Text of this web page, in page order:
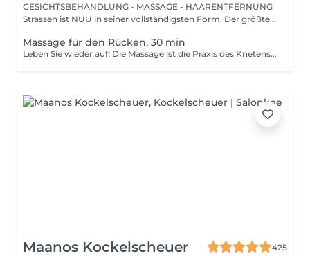
GESICHTSBEHANDLUNG - MASSAGE - HAARENTFERNUNG
Strassen ist NUU in seiner vollständigsten Form. Der größte
Massage für den Rücken, 30 min
Leben Sie wieder auf! Die Massage ist die Praxis des Knetens oder Manipulierens der Muskeln und anderer Weichteile einer Person, um Stress zu reduzieren, Muskelschmerzen zu lindern, die Entspannung zu fördern und die Funktion des Immunsystems zu verbessern. Vorteile einer Rückenmassage für die Gesundheit: - reduziert Stress - entspannend - verbessert die Durchblutung - verbessert das Immunsystem des Körpers Wie wird die Rückenmassage für die Gesundheit durchgeführt? - Kopf und Nacken werden massiert - Schultern und Rücken werden massiert - Hände und Arme werden massiert Altersbeschränkungen: es gibt keine Altersbeschränkungen für dieses Verfahren. Empfehlungen nach dem Eingriff: nach dem Eingriff 2-3 Stunden keinen Sport und plötzliche Bewegungen machen. Frequenz: 1-2 Mal pro Woche, insgesamt 10 Mal. Wiederholen Sie den Eingriff alle 3-6 Monate.
Maanos Kockelscheuer
425